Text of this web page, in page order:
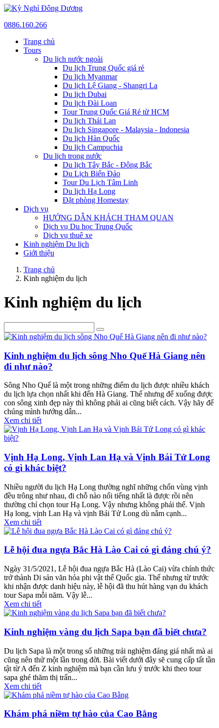
0886.160.266
Trang chủ
Tours
Du lịch nước ngoài
Du lịch Trung Quốc giá rẻ
Du lịch Myanmar
Du lịch Lệ Giang - Shangri La
Du lịch Dubai
Du lịch Đài Loan
Tour Trung Quốc Giá Rẻ từ HCM
Du lịch Thái Lan
Du lịch Singapore - Malaysia - Indonesia
Du lịch Hàn Quốc
Du lịch Campuchia
Du lịch trong nước
Du lịch Tây Bắc - Đông Bắc
Du Lịch Biển Đảo
Tour Du Lịch Tâm Linh
Du lịch Hạ Long
Đặt phòng Homestay
Dịch vụ
HƯỚNG DẪN KHÁCH THAM QUAN
Dịch vụ Du học Trung Quốc
Dịch vụ thuê xe
Kinh nghiệm Du lịch
Giới thiệu
Trang chủ
Kinh nghiệm du lịch
Kinh nghiệm du lịch
Kinh nghiệm du lịch sông Nho Quế Hà Giang nên
đi như nào?
Sông Nho Quế là một trong những điểm du lịch được nhiều khách
du lịch lựa chọn nhất khi đến Hà Giang. Thế nhưng để xuống được
con sông xinh đẹp này thì không phải ai cũng biết cách. Vậy hãy để
chúng mình hướng dẫn...
Xem chi tiết
Vịnh Hạ Long, Vịnh Lan Hạ và Vịnh Bái Tử Long
có gì khác biệt?
Nhiều người du lịch Hạ Long thường nghĩ những chốn vùng vịnh
đều trông như nhau, đi chỗ nào nổi tiếng nhất là được rồi nên
thường chỉ chọn tour Hạ Long. Vậy nhưng không phải thế. Vịnh
Hạ long, vịnh Lan Hạ và vịnh Bái Tử Long dù nằm cạnh...
Xem chi tiết
Lễ hội đua ngựa Bắc Hà Lào Cai có gì đáng chú ý?
Ngày 31/5/2021, Lễ hội đua ngựa Bắc Hà (Lào Cai) vừa chính thức
trở thành Di sản văn hóa phi vật thể Quốc gia. Thế nhưng từ trước
khi nhận được danh hiệu này, lễ hội đã thu hút hàng vạn du khách
tour Sapa mỗi năm. Vậy lễ...
Xem chi tiết
Kinh nghiệm vàng du lịch Sapa bạn đã biết chưa?
Du lịch Sapa là một trong số những trải nghiệm đáng giá nhất mà ai
cũng nên thử một lần trong đời. Bài viết dưới đây sẽ cung cấp tất tần
tật từ A đến Z kinh nghiệm mà bạn cần lưu ý trước khi theo tour
sapa ghé thăm thị trấn...
Xem chi tiết
Khám phá niềm tự hào của Cao Bằng